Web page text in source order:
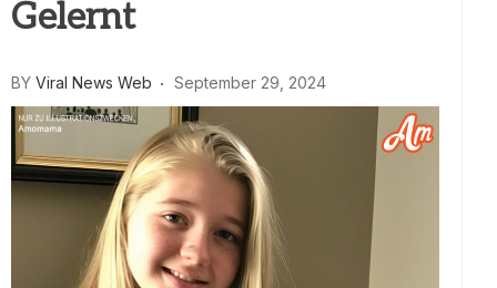
Gelernt
BY Viral News Web September 29, 2024